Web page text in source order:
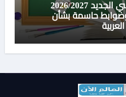
انطلاق العام الدراسي الجديد 2026/2027
وضوابط حاسمة بشأن